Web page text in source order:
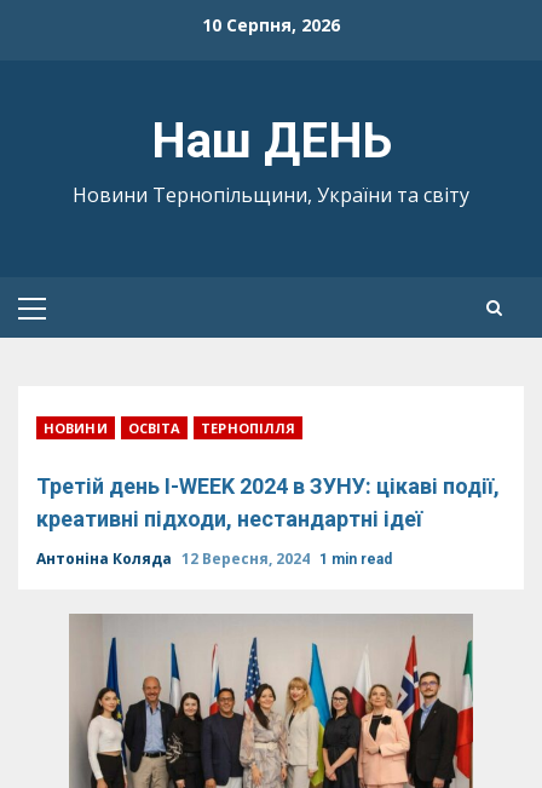
10 Серпня, 2026
Наш ДЕНЬ
Новини Тернопільщини, України та світу
Primary
НОВИНИ ОСВІТА ТЕРНОПІЛЛЯ
Третій день I-WEEK 2024 в ЗУНУ: цікаві події,
креативні підходи, нестандартні ідеї
Антоніна Коляда 12 Вересня, 2024 1 min read